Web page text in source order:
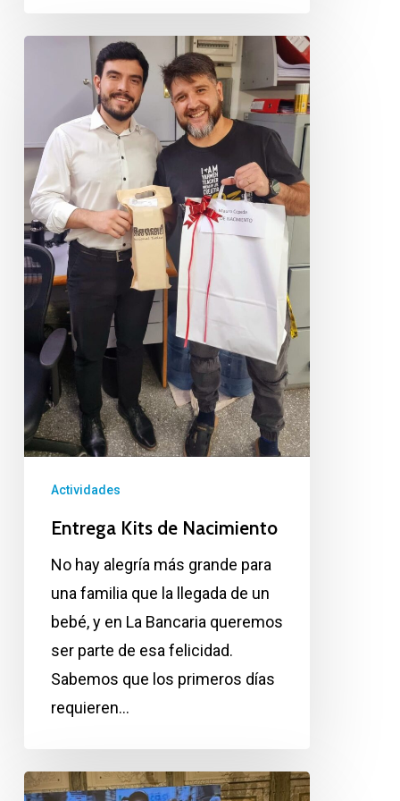
Nacimiento
Actividades
Entrega Kits de Nacimiento
No hay alegría más grande para
una familia que la llegada de un
bebé, y en La Bancaria queremos
ser parte de esa felicidad.
Sabemos que los primeros días
requieren…
Consolidando